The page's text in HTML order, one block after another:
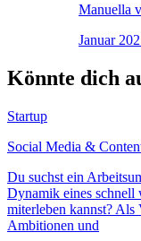
Manuella
Januar
Könnte dich
Startup
Social Media &
Du suchst ein
Dynamik eines schnell
miterleben kannst?
Ambitionen und